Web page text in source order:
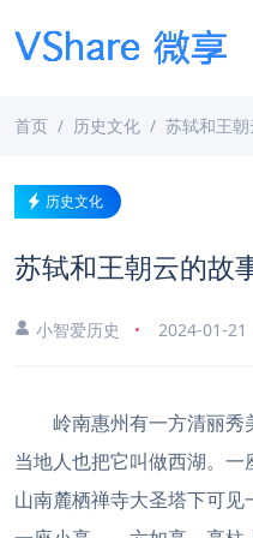
首页 历史文化 苏轼和王
历史文化
苏轼和王朝云的故
小智爱历史 2024-01-21
岭南惠州有一方清丽秀
当地人也把它叫做西湖。
山南麓栖禅寺大圣塔下可